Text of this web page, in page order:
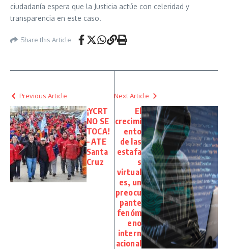
ciudadanía espera que la Justicia actúe con celeridad y
transparencia en este caso.
Share this Article
Previous Article
¡YCRT
NO SE
TOCA!
– ATE
Santa
Cruz
Next Article
El
crecimi
ento
de las
estafa
s
virtual
es, un
preocu
pante
fenóm
eno
intern
acional